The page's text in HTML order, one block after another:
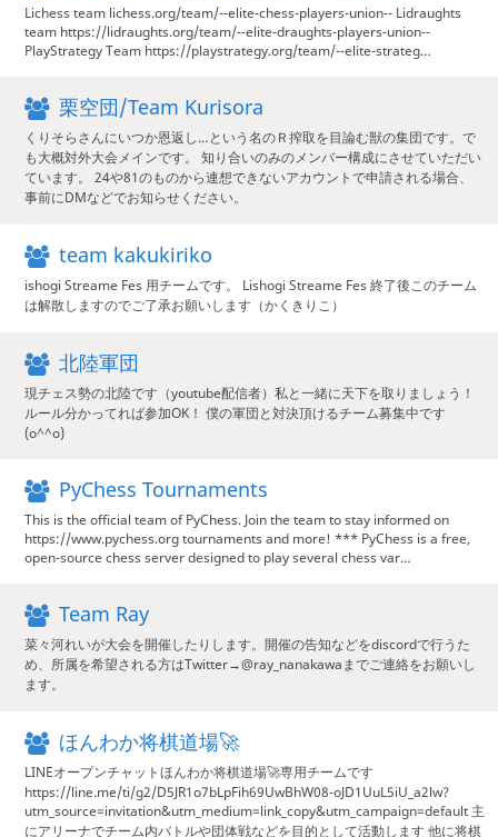
Lichess team lichess.org/team/--elite-chess-players-union-- Lidraughts
team https://lidraughts.org/team/--elite-draughts-players-union--
PlayStrategy Team https://playstrategy.org/team/--elite-strateg…
栗空団/Team Kurisora
くりそらさんにいつか恩返し…という名のＲ搾取を目論む獣の集団です。で
も大概対外大会メインです。 知り合いのみのメンバー構成にさせていただい
ています。 24や81のものから連想できないアカウントで申請される場合、
事前にDMなどでお知らせください。
team kakukiriko
ishogi Streame Fes 用チームです。 Lishogi Streame Fes 終了後このチーム
は解散しますのでご了承お願いします（かくきりこ）
北陸軍団
現チェス勢の北陸です（youtube配信者）私と一緒に天下を取りましょう！
ルール分かってれば参加OK！ 僕の軍団と対決頂けるチーム募集中です
(o^^o)
PyChess Tournaments
This is the official team of PyChess. Join the team to stay informed on
https://www.pychess.org tournaments and more! *** PyChess is a free,
open-source chess server designed to play several chess var…
Team Ray
菜々河れいが大会を開催したりします。開催の告知などをdiscordで行うた
め、所属を希望される方はTwitter→@ray_nanakawaまでご連絡をお願いし
ます。
ほんわか将棋道場🚀
LINEオープンチャットほんわか将棋道場🚀専用チームです
https://line.me/ti/g2/D5JR1o7bLpFih69UwBhW08-oJD1UuL5iU_a2lw?
utm_source=invitation&utm_medium=link_copy&utm_campaign=default 主
にアリーナでチーム内バトルや団体戦などを目的として活動します 他に将棋